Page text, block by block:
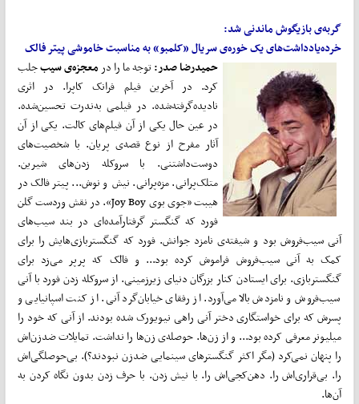
گربه‌ی بازیگوش ماندنی شد:
خرده‌یادداشت‌های یک خوره‌ی سریال «کلمبو» به مناسبت خاموشی پیتر فالک
حمیدرضا صدر:توجه ما را در معجزه‌ی سیبجلب
کرد. در آخرین فیلم فرانک کاپرا. در اثری
نادیده‌گرفته‌شده. در فیلمی به‌ندرت تحسین‌شده.
در عین حال یکی از آن فیلم‌‌های کالت. یکی از آن
آثار مفرح از نوع قصه‌ی پریان. با شخصیت‌های
دوست‌داشتنی. با سروکله زدن‌های شیرین.
متلک‌پرانی. مزه‌پرانی. نیش‌ و نوش... پیتر فالک در
هیبت «جوی بوی Joy Boy». در نقش وردست گلن
فورد که گنگستر گرفتارآمده‌ای در بند سیب‌های
آنی سیب‌فروش بود و شیفته‌ی نامزد جوانش. فورد که گنگستربازی‌هایش را برای
کمک به آنی سیب‌فروش فراموش کرده بود... و فالک که پرپر می‌زد برای
گنگستربازی. برای ایستادن کنار بزرگان دنیای زیرزمینی. از سروکله زدن فورد با آنی
سیب‌فروش و نامزدش بالا می‌آورد. از رفقای خیابان‌گرد آنی. از کنت اسپانیایی و
پسرش که برای خواستگاری دختر آنی راهی نیویورک شده بودند. از آنی که خود را
میلیونر معرفی کرده بود... و از زن‌ها. حوصله‌ی زن‌ها را نداشت. تمایلات ضدزن‌اش
را پنهان نمی‌کرد (مگر اکثر گنگسترهای سینمایی ضدزن نبودند؟). بی‌حوصلگی‌اش
را. بی‌قراری‌اش را. دهن‌کجی‌اش را. با نیش زدن. با حرف زدن بدون نگاه کردن به
آن‌ها.